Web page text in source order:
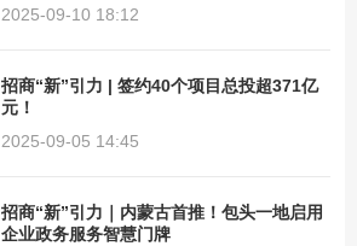
2025-09-10 18:12
招商“新”引力 | 签约40个项目总投超371亿
元！
2025-09-05 14:45
招商“新”引力｜内蒙古首推！包头一地启用
企业政务服务智慧门牌